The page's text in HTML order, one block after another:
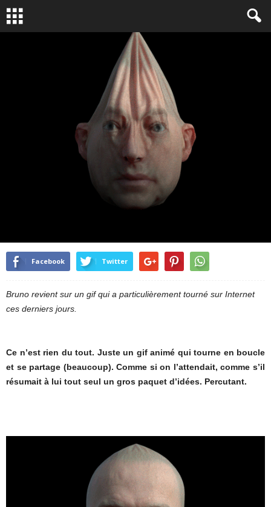
By Bruno Dubreuil Avr 1, 2016 2847
0
Facebook
Twitter
Bruno revient sur un gif qui a particulièrement tourné sur Internet
ces derniers jours.
Ce n’est rien du tout. Juste un gif animé qui tourne en boucle
et se partage (beaucoup). Comme si on l’attendait, comme s’il
résumait à lui tout seul un gros paquet d’idées. Percutant.